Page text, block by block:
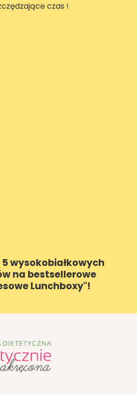
wysokobiałkowych
na bestsellerowe
Lunchboxy"!
czas !